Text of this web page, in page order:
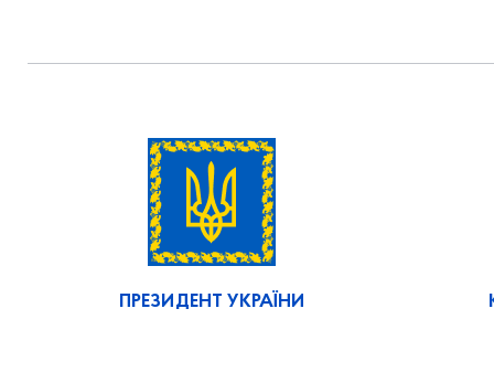
ПРЕЗИДЕНТ УКРАЇНИ